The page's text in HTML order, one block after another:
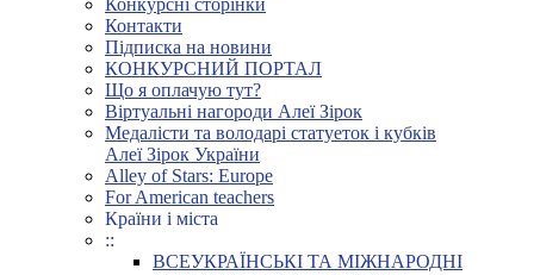
Конкурсні сторінки
Контакти
Підписка на новини
КОНКУРСНИЙ ПОРТАЛ
Що я оплачую тут?
Віртуальні нагороди Алеї Зірок
Медалісти та володарі статуеток і кубків
Алеї Зірок України
Alley of Stars: Europe
For American teachers
Країни і міста
::
ВСЕУКРАЇНСЬКІ ТА МІЖНАРОДНІ